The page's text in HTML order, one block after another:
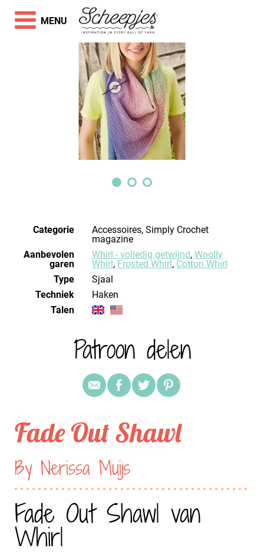
Categorie
Accessoires, Simply Crochet
magazine
Aanbevolen
garen
Whirl - volledig getwijnd, Woolly
Whirl, Frosted Whirl, Cotton Whirl
Type
Sjaal
Techniek
haken
Talen
Patroon delen
Fade Out Shawl
By Nerissa Muijs
Fade Out Shawl van
Whirl
MENU